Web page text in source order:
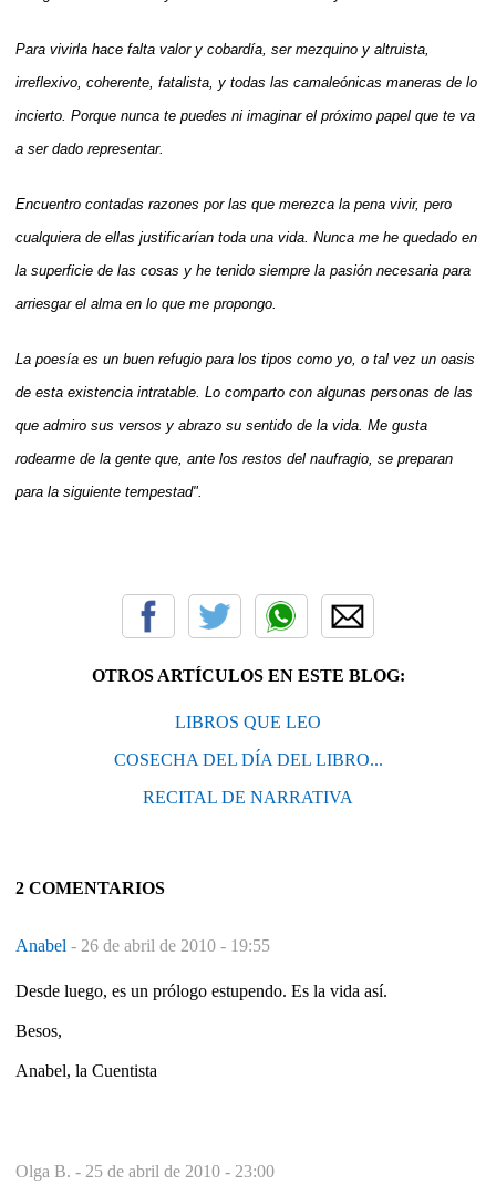
Para vivirla hace falta valor y cobardía, ser mezquino y altruista,
irreflexivo, coherente, fatalista, y todas las camaleónicas maneras de lo
incierto. Porque nunca te puedes ni imaginar el próximo papel que te va
a ser dado representar.
Encuentro contadas razones por las que merezca la pena vivir, pero
cualquiera de ellas justificarían toda una vida. Nunca me he quedado en
la superficie de las cosas y he tenido siempre la pasión necesaria para
arriesgar el alma en lo que me propongo.
La poesía es un buen refugio para los tipos como yo, o tal vez un oasis
de esta existencia intratable. Lo comparto con algunas personas de las
que admiro sus versos y abrazo su sentido de la vida. Me gusta
rodearme de la gente que, ante los restos del naufragio, se preparan
para la siguiente tempestad".
OTROS ARTÍCULOS EN ESTE BLOG:
LIBROS QUE LEO
COSECHA DEL DÍA DEL LIBRO...
RECITAL DE NARRATIVA
2 COMENTARIOS
Anabel - 26 de abril de 2010 - 19:55
Desde luego, es un prólogo estupendo. Es la vida así.
Besos,
Anabel, la Cuentista
Olga B. - 25 de abril de 2010 - 23:00